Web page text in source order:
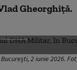
Gheorghiță.
2 iunie 2026.